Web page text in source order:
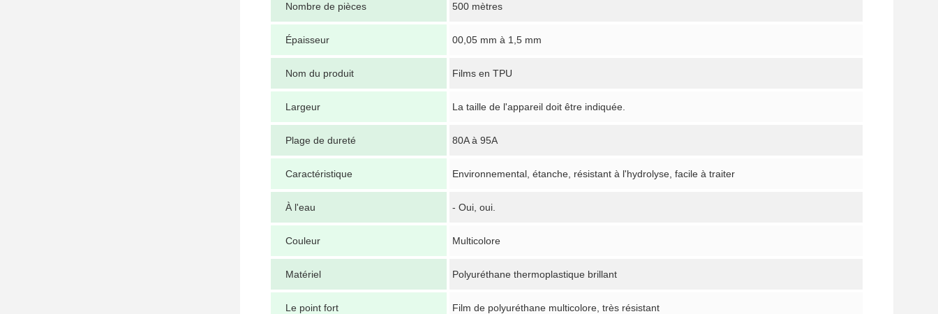
Nombre de pièces 500 mètres
Épaisseur 00,05 mm à 1,5 mm
Nom du produit Films en TPU
Largeur La taille de l'appareil doit être indiquée.
Plage de dureté 80A à 95A
Caractéristique Environnemental, étanche, résistant à l'hydrolyse, facile à traiter
À l'eau - Oui, oui.
Couleur Multicolore
Matériel Polyuréthane thermoplastique brillant
Le point fort Film de polyuréthane multicolore, très résistant